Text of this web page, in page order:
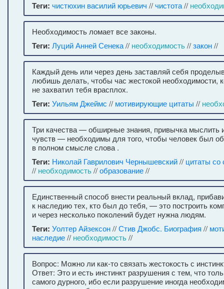
Теги: чистюхин василий юрьевич //чистота//
Необходимость ломает все законы.
Теги: Луций Анней Сенека// необходимость//закон//
Каждый день или через день заставляй себя
любишь делать, чтобы час жестокой необходимости,
не захватил тебя врасплох.
Теги: Уильям Джеймс // мотивирующие цитаты //
Три качества — обширные знания, привычка мыслить
чувств — необходимы для того, чтобы человек был
в полном смысле слова .
Теги: Николай Гаврилович Чернышевский// цитаты
// необходимость//образование//
Единственный способ внести реальный вклад,
к наследию тех, кто был до тебя, — это построить
и через несколько поколений будет нужна людям.
Теги: Уолтер Айзексон//Стив Джобс. Биография //
наследие// необходимость//
Вопрос: Можно ли как-то связать жестокость с
Ответ: Это и есть инстинкт разрушения с тем, что
самого дурного, ибо если разрушение иногда